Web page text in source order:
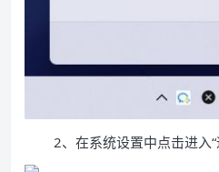
2、在系统设置中点击进入“